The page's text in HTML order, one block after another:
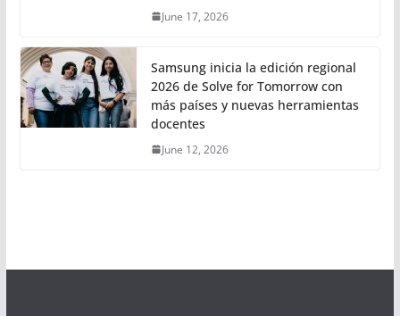
June 17, 2026
Samsung inicia la edición regional
2026 de Solve for Tomorrow con
más países y nuevas herramientas
docentes
June 12, 2026